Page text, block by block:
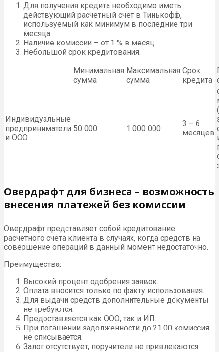
Для получения кредита необходимо иметь
действующий расчетный счет в Тинькофф,
используемый как минимум в последние три
месяца.
Наличие комиссии – от 1 % в месяц.
Небольшой срок кредитования.
Минимальная
сумма
Максимальная
сумма
Срок
кредита
Индивидуальные
предприниматели
и ООО
50 000 1 000 000
3 – 6
месяцев
Овердрафт для бизнеса – возможность
внесения платежей без комиссии
Овердрафт представляет собой кредитование
расчетного счета клиента в случаях, когда средств на
совершение операций в данный момент недостаточно.
Преимущества:
Высокий процент одобрения заявок.
Оплата вносится только по факту использования.
Для выдачи средств дополнительные документы
не требуются.
Предоставляется как ООО, так и ИП.
При погашении задолженности до 21.00 комиссия
не списывается.
Залог отсутствует, поручители не привлекаются.